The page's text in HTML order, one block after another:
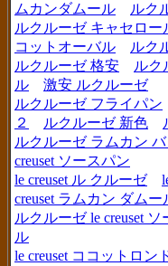
ムカンダムール
ルク
ルクルーゼ キャセロー
コットオーバル
ルク
ルクルーゼ 格安
ルク
ル
激安 ルクルーゼ
ルクルーゼ フライパン
２
ルクルーゼ 新色
ルクルーゼ ラムカン
creuset ソースパン
le creuset ル クルーゼ
creuset ラムカン ダムー
ルクルーゼ le creuset ソ
ル
le creuset ココットロン